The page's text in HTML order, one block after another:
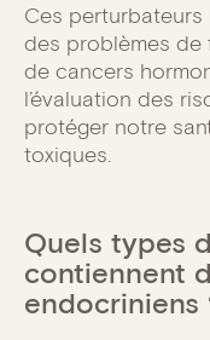
Ces perturbateurs
des problèmes de
de cancers
l’évaluation des
protéger notre
toxiques.
Quels types
contiennent
endocriniens